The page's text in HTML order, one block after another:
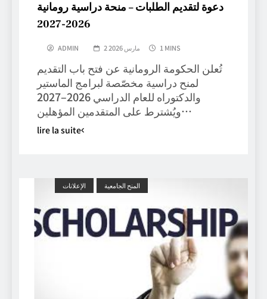
دعوة لتقديم الطلبات – منحة دراسية رومانية
2026-2027
ADMIN 2 مارس 2026 1 MINS
تُعلن الحكومة الرومانية عن فتح باب التقديم
لمنح دراسية مخصّصة لبرامج الماستير
والدكتوراه للعام الدراسي 2026–2027
ويُشترط على المتقدمين المؤهلين…
lire la suite
الإعلانات المنح الجامعية